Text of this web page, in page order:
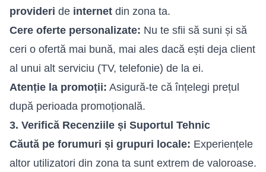
provideri de internet din zona ta.
Cere oferte personalizate: Nu te sfii să suni și să
ceri o ofertă mai bună, mai ales dacă ești deja client
al unui alt serviciu (TV, telefonie) de la ei.
Atenție la promoții: Asigură-te că înțelegi prețul
după perioada promoțională.
3. Verifică Recenziile și Suportul Tehnic
Căută pe forumuri și grupuri locale: Experiențele
altor utilizatori din zona ta sunt extrem de valoroase.